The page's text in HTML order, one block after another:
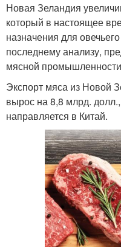
Новая Зеландия
который в настоящее
назначения для
последнему анализу,
мясной
Экспорт мяса из Новой
вырос на 8,8 млрд.
направляется в Китай.